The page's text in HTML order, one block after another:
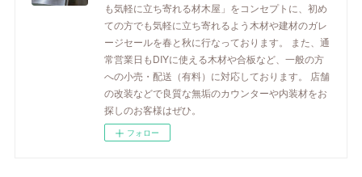
も気軽に立ち寄れる材木屋」をコンセプトに、初め
ての方でも気軽に立ち寄れるよう木材や建材のガレ
ージセールを春と秋に行なっております。 また、通
常営業日もDIYに使える木材や合板など、一般の方
への小売・配送（有料）に対応しております。 店舗
の改装などで良質な無垢のカウンターや内装材をお
探しのお客様はぜひ。
フォロー